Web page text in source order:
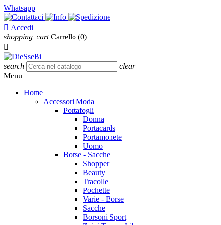
Whatsapp
 Accedi
shopping_cart Carrello (0)

search
clear
Menu
Home
Accessori Moda
Portafogli
Donna
Portacards
Portamonete
Uomo
Borse - Sacche
Shopper
Beauty
Tracolle
Pochette
Varie - Borse
Sacche
Borsoni Sport